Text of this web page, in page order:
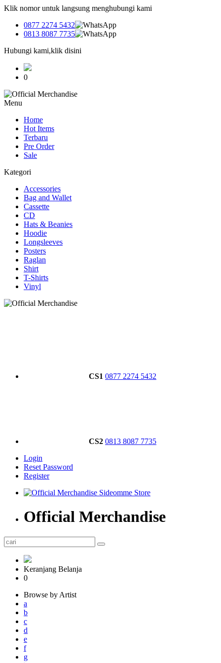
Klik nomor untuk langsung menghubungi kami
0877 2274 5432
0813 8087 7735
Hubungi kami,klik disini
0
Menu
Home
Hot Items
Terbaru
Pre Order
Sale
Kategori
Accessories
Bag and Wallet
Cassette
CD
Hats & Beanies
Hoodie
Longsleeves
Posters
Raglan
Shirt
T-Shirts
Vinyl
CS1 0877 2274 5432
CS2 0813 8087 7735
Login
Reset Password
Register
Official Merchandise
Keranjang Belanja
0
Browse by Artist
a
b
c
d
e
f
g